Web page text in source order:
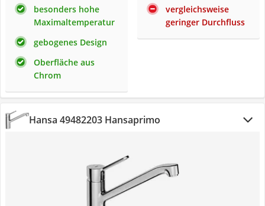
besonders hohe
Maximaltemperatur
gebogenes Design
Oberfläche aus
Chrom
vergleichsweise
geringer Durchfluss
Hansa 49482203 Hansaprimo